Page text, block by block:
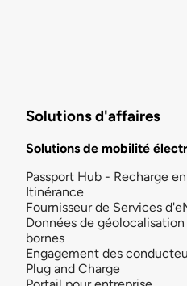
Solutions d'affaires
Solutions de mobilité
Passport Hub - Recharge en
Itinérance
Fournisseur de Services
Données de géolocalisation
bornes
Engagement des
Plug and Charge